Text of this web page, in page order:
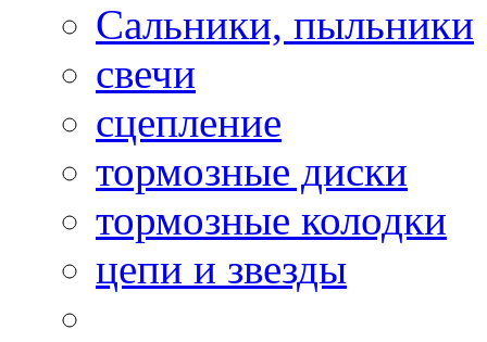
Сальники, пыльники
свечи
сцепление
тормозные диски
тормозные колодки
цепи и звезды